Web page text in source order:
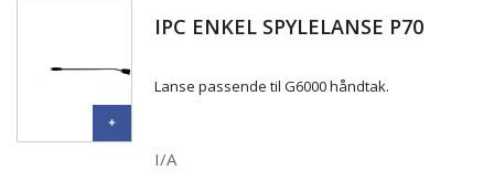
IPC ENKEL SPYLELANSE P70
Lanse passende til G6000 håndtak.
I/A